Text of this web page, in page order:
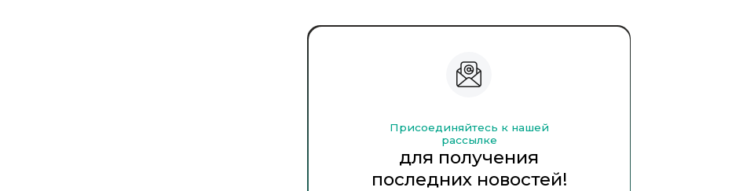
Присоединяйтесь к нашей
рассылке
для получения
последних новостей!